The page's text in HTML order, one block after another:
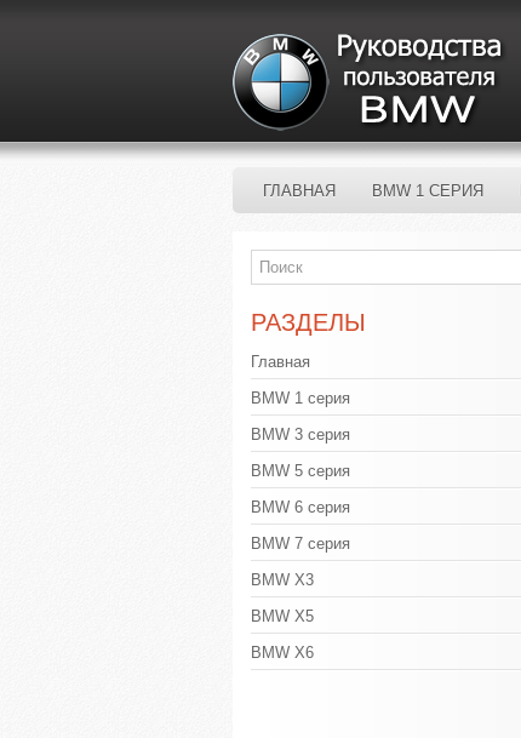
ГЛАВНАЯ BMW 1 СЕРИЯ
РАЗДЕЛЫ
Главная
BMW 1 серия
BMW 3 серия
BMW 5 серия
BMW 6 серия
BMW 7 серия
BMW X3
BMW X5
BMW X6